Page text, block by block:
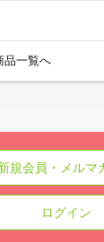
品一覧へ
規会員・メルマ
ログイン